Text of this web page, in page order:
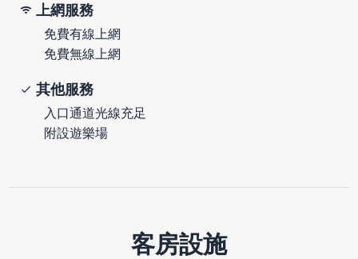
上網服務
免費有線上網
免費無線上網
其他服務
入口通道光線充足
附設遊樂場
客房設施